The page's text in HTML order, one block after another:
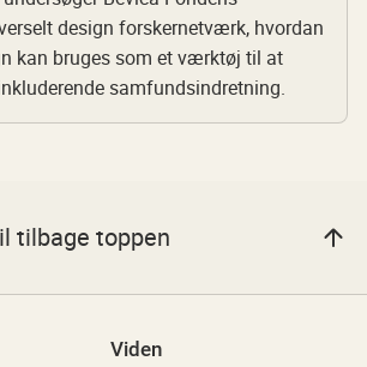
design forskernetværk, hvordan
kan bruges som et værktøj til at
samfundsindretning.
tilbage toppen
Viden